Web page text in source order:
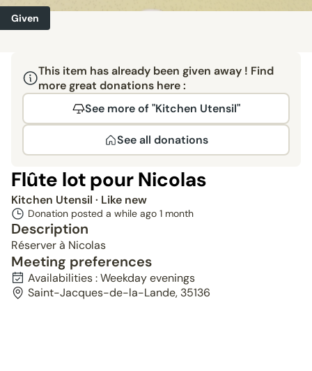
Given
This item has already been given away ! Find
more great donations here :
See more of "Kitchen Utensil"
See all donations
Flûte lot pour Nicolas
Kitchen Utensil · Like new
Donation posted a while ago 1 month
Description
Réserver à Nicolas
Meeting preferences
Availabilities : Weekday evenings
Saint-Jacques-de-la-Lande, 35136